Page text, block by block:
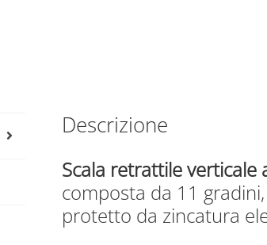
120
Descrizione
Scala retrattile verticale
composta da 11
protetto da zincatura